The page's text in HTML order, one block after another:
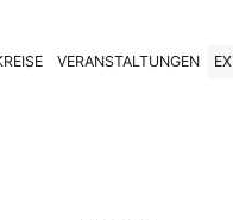
VERANSTALTUNGEN